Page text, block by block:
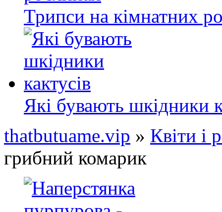
Трипси на кімнатних
Які бувають шкідники
thatbutuame.vip » Квіти і
грибний комарик